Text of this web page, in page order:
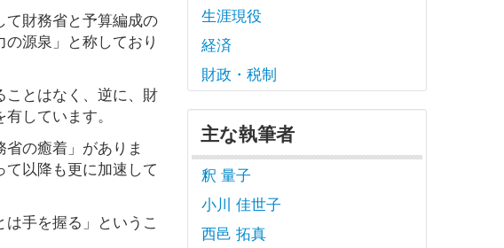
財務省と予算編成の
源泉」と称しており
とはなく、逆に、財
しています。
の癒着」がありま
以降も更に加速して
手を握る」というこ
生涯現役
経済
財政・税制
主な執筆者
釈 量子
小川 佳世子
西邑 拓真